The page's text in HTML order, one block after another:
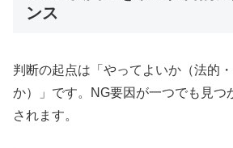
ンス
判断の起点は「やってよいか（法的
か）」です。NG要因が一つでも見つ
されます。